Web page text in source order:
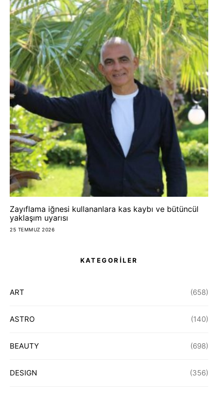
Zayıflama iğnesi kullananlara kas kaybı ve bütüncül
yaklaşım uyarısı
25 TEMMUZ 2026
KATEGORİLER
ART (658)
ASTRO (140)
BEAUTY (698)
DESIGN (356)